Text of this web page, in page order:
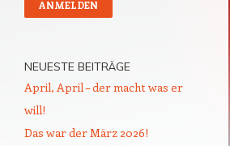
NEUESTE BEITRÄGE
April, April – der macht was er
will!
Das war der März 2026!